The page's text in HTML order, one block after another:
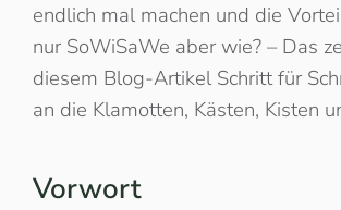
endlich mal machen und die
nur SoWiSaWe aber wie? – Das
diesem Blog-Artikel Schritt für
an die Klamotten, Kästen, Kisten
Vorwort